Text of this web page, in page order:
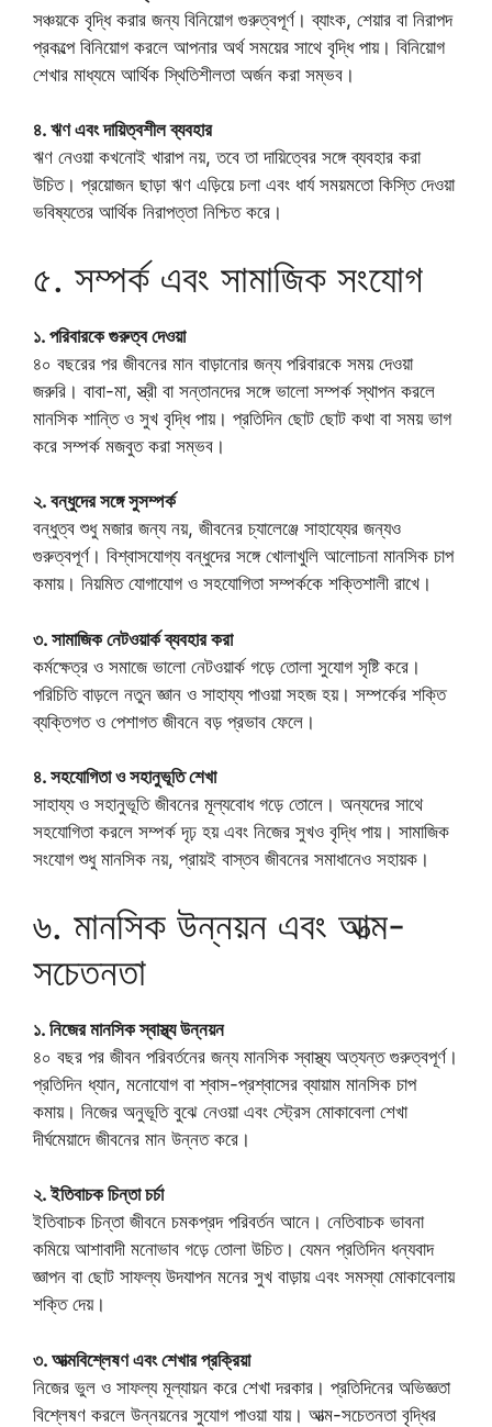
সঞ্চয়কে বৃদ্ধি করার জন্য বিনিয়োগ গুরুত্বপূর্ণ। ব্যাংক, শেয়ার বা নিরাপদ
প্রকল্পে বিনিয়োগ করলে আপনার অর্থ সময়ের সাথে বৃদ্ধি পায়। বিনিয়োগ
শেখার মাধ্যমে আর্থিক স্থিতিশীলতা অর্জন করা সম্ভব।
৪. ঋণ এবং দায়িত্বশীল ব্যবহার
ঋণ নেওয়া কখনোই খারাপ নয়, তবে তা দায়িত্বের সঙ্গে ব্যবহার করা
উচিত। প্রয়োজন ছাড়া ঋণ এড়িয়ে চলা এবং ধার্য সময়মতো কিস্তি দেওয়া
ভবিষ্যতের আর্থিক নিরাপত্তা নিশ্চিত করে।
৫. সম্পর্ক এবং সামাজিক সংযোগ
১. পরিবারকে গুরুত্ব দেওয়া
৪০ বছরের পর জীবনের মান বাড়ানোর জন্য পরিবারকে সময় দেওয়া
জরুরি। বাবা-মা, স্ত্রী বা সন্তানদের সঙ্গে ভালো সম্পর্ক স্থাপন করলে
মানসিক শান্তি ও সুখ বৃদ্ধি পায়। প্রতিদিন ছোট ছোট কথা বা সময় ভাগ
করে সম্পর্ক মজবুত করা সম্ভব।
২. বন্ধুদের সঙ্গে সুসম্পর্ক
বন্ধুত্ব শুধু মজার জন্য নয়, জীবনের চ্যালেঞ্জে সাহায্যের জন্যও
গুরুত্বপূর্ণ। বিশ্বাসযোগ্য বন্ধুদের সঙ্গে খোলাখুলি আলোচনা মানসিক চাপ
কমায়। নিয়মিত যোগাযোগ ও সহযোগিতা সম্পর্ককে শক্তিশালী রাখে।
৩. সামাজিক নেটওয়ার্ক ব্যবহার করা
কর্মক্ষেত্র ও সমাজে ভালো নেটওয়ার্ক গড়ে তোলা সুযোগ সৃষ্টি করে।
পরিচিতি বাড়লে নতুন জ্ঞান ও সাহায্য পাওয়া সহজ হয়। সম্পর্কের শক্তি
ব্যক্তিগত ও পেশাগত জীবনে বড় প্রভাব ফেলে।
৪. সহযোগিতা ও সহানুভূতি শেখা
সাহায্য ও সহানুভূতি জীবনের মূল্যবোধ গড়ে তোলে। অন্যদের সাথে
সহযোগিতা করলে সম্পর্ক দৃঢ় হয় এবং নিজের সুখও বৃদ্ধি পায়। সামাজিক
সংযোগ শুধু মানসিক নয়, প্রায়ই বাস্তব জীবনের সমাধানেও সহায়ক।
৬. মানসিক উন্নয়ন এবং আত্ম-
সচেতনতা
১. নিজের মানসিক স্বাস্থ্য উন্নয়ন
৪০ বছর পর জীবন পরিবর্তনের জন্য মানসিক স্বাস্থ্য অত্যন্ত গুরুত্বপূর্ণ।
প্রতিদিন ধ্যান, মনোযোগ বা শ্বাস-প্রশ্বাসের ব্যায়াম মানসিক চাপ
কমায়। নিজের অনুভূতি বুঝে নেওয়া এবং স্ট্রেস মোকাবেলা শেখা
দীর্ঘমেয়াদে জীবনের মান উন্নত করে।
২. ইতিবাচক চিন্তা চর্চা
ইতিবাচক চিন্তা জীবনে চমকপ্রদ পরিবর্তন আনে। নেতিবাচক ভাবনা
কমিয়ে আশাবাদী মনোভাব গড়ে তোলা উচিত। যেমন প্রতিদিন ধন্যবাদ
জ্ঞাপন বা ছোট সাফল্য উদযাপন মনের সুখ বাড়ায় এবং সমস্যা মোকাবেলায়
শক্তি দেয়।
৩. আত্মবিশ্লেষণ এবং শেখার প্রক্রিয়া
নিজের ভুল ও সাফল্য মূল্যায়ন করে শেখা দরকার। প্রতিদিনের অভিজ্ঞতা
বিশ্লেষণ করলে উন্নয়নের সুযোগ পাওয়া যায়। আত্ম-সচেতনতা বৃদ্ধির